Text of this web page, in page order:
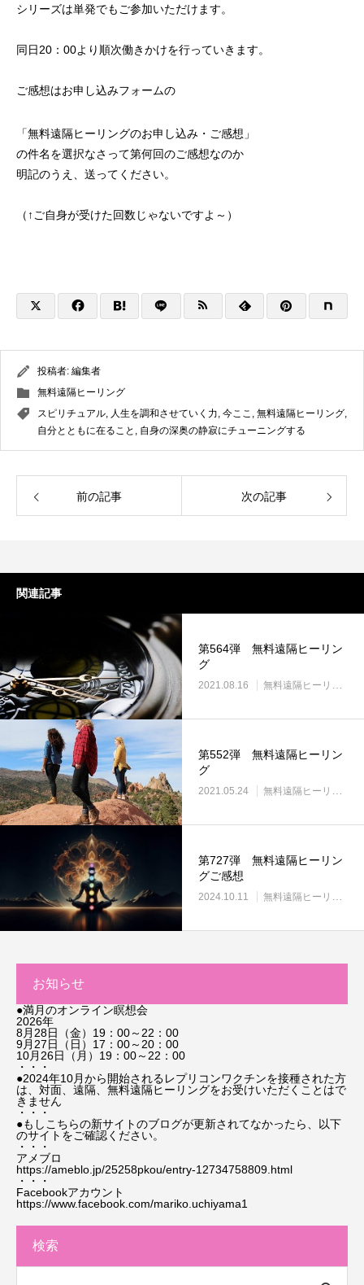
シリーズは単発でもご参加いただけます。
同日20：00より順次働きかけを行っていきます。
ご感想はお申し込みフォームの
「無料遠隔ヒーリングのお申し込み・ご感想」
の件名を選択なさって第何回のご感想なのか
明記のうえ、送ってください。
（↑ご自身が受けた回数じゃないですよ～）
投稿者: 編集者
無料遠隔ヒーリング
スピリチュアル, 人生を調和させていく力, 今ここ , 無料遠隔ヒーリング,
自分とともに在ること , 自身の深奥の静寂にチューニングする
前の記事 次の記事
関連記事
第564弾 無料遠隔ヒーリン
グ
2021.08.16 無料遠隔ヒーリング
第552弾 無料遠隔ヒーリン
グ
2021.05.24 無料遠隔ヒーリング
第727弾 無料遠隔ヒーリン
グご感想
2024.10.11 無料遠隔ヒーリング
お知らせ
●満月のオンライン瞑想会
2026年
8月28日（金）19：00～22：00
9月27日（日）17：00～20：00
10月26日（月）19：00～22：00
・・・
●2024年10月から開始されるレプリコンワクチンを接種された方
は、対面、遠隔、無料遠隔ヒーリングをお受けいただくことはで
きません
・・・
●もしこちらの新サイトのブログが更新されてなかったら、以下
のサイトをご確認ください。
・・・
アメブロ
https://ameblo.jp/25258pkou/entry-12734758809.html
・・・
Facebookアカウント
https://www.facebook.com/mariko.uchiyama1
検索